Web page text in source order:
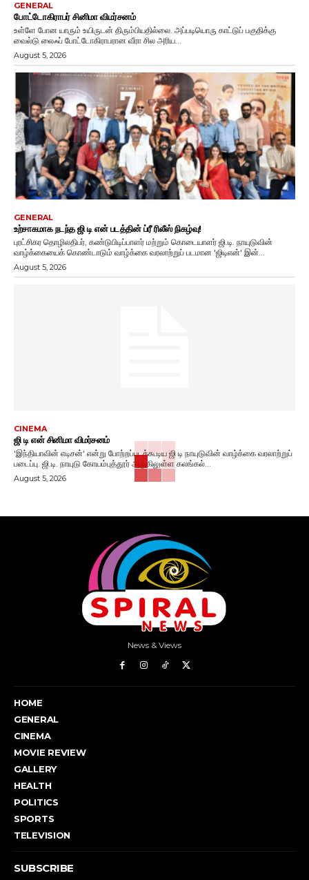
GENERAL
போட்டோகிராபர் சினிமா விமர்சனம்
உள்ளே போன யாரும் உயிருடன் திரும்பியதில்லை. அப்படியொரு காட்டுப் பகுதிக்கு
வைல்டு லைஃப் போட்டோகிராபரான வீரா சில அரிய...
August 5, 2026
GENERAL
உற்சாகமாக நடந்த ஜி டி என் படத்தின் ப்ரீ ரிலீஸ் நிகழ்வு!
புரட்சிகர தொழிலதிபர், கண்டுபிடிப்பாளர் மற்றும் கொடையாளர் ஜி.டி. நாயுடுவின்
வாழ்க்கையைக் கொண்டாடும் வாழ்க்கை வரலாற்றுப் படமான 'ஜிடிஎன்' இன்...
August 5, 2026
CINEMA
ஜி டி என் சினிமா விமர்சனம்
'இந்தியாவின் எடிசன்' என்று போற்றப்படக்கூடிய ஜி டி நாயுடுவின் வாழ்க்கை வரலாற்றுப்
படைப்பு. ஜி.டி. நாயுடு கோயம்புத்தூர் அருகிலுள்ள கலங்கல்...
August 5, 2026
News & Views
HOME
GENERAL
CINEMA
MOVIE REVIEW
GALLERY
HEALTH
POLITICS
SPORTS
TELEVISION
SUBSCRIBE